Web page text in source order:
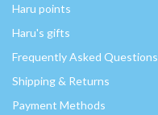
Haru points
Haru's gifts
Frequently Asked Questions
Shipping & Returns
Payment Methods